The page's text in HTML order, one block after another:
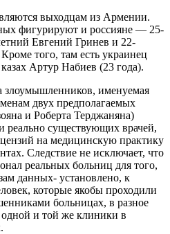
выходцам из Армении.
фигурируют и россияне — 25-
Евгений Гринев и 22-
того, там есть украинец
Артур Набиев (23 года).
злоумышленников, именуемая
двух предполагаемых
и Роберта Терджаняна)
реально существующих врачей,
на медицинскую практику
Следствие не исключает, что
реальных больниц для того,
данных- установлено, к
которые якобы проходили
больницах, в разное
и той же клиники в